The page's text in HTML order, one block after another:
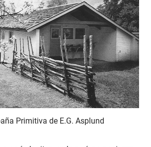
Primitiva de E.G. Asplund